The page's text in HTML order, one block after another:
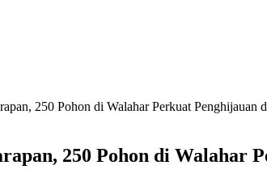
250 Pohon di Walahar Perkuat Penghijauan
250 Pohon di Walahar